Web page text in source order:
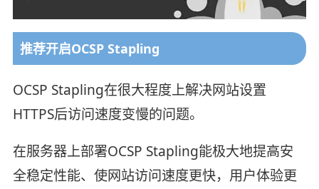
推荐开启OCSP Stapling
OCSP Stapling在很大程度上解决网站设置
HTTPS后访问速度变慢的问题。
在服务器上部署OCSP Stapling能极大地提高安
全稳定性能、使网站访问速度更快，用户体验更